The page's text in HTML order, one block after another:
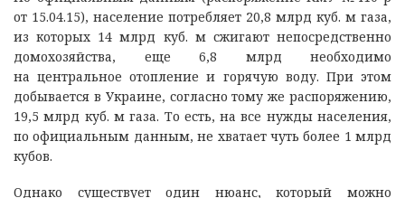
от 15.04.15), население потребляет 20,8 млрд куб. м газа,
из которых 14 млрд куб. м сжигают непосредственно
домохозяйства, еще 6,8 млрд необходимо
на центральное отопление и горячую воду. При этом
добывается в Украине, согласно тому же распоряжению,
19,5 млрд куб. м газа. То есть, на все нужды населения,
по официальным данным, не хватает чуть более 1 млрд
кубов.
Однако существует один нюанс, который можно